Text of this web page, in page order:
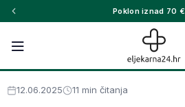
Poklon iznad 70 €
12.06.2025 11 min čitanja